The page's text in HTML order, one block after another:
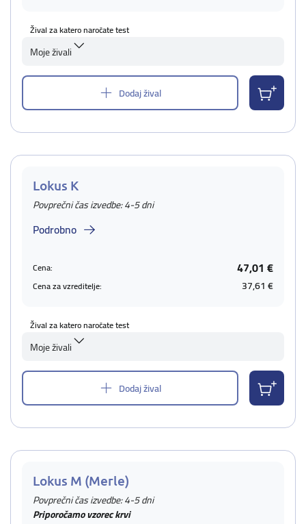
Žival za katero naročate test
Moje živali
Dodaj žival
Lokus K
Povprečni čas izvedbe: 4-5 dni
Podrobno
Cena: 47,01 €
Cena za vzreditelje: 37,61 €
Žival za katero naročate test
Moje živali
Dodaj žival
Lokus M (Merle)
Povprečni čas izvedbe: 4-5 dni
Priporočamo vzorec krvi